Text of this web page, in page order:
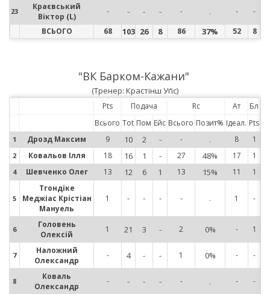
23
Краєвський
Віктор (L)
- - - - - . -
-
ВСЬОГО
68 103 26 8 86 37% 52 8
"ВК Барком-Кажани"
(Тренер: Крастінш Уґіс)
Pts Подача Rc Ат
Бл
Всього Tot Пом Ейс Всього Позит% Ідеал. Pts
1 Дрозд Максим 9 10 2 - - . 8 1
2 Ковальов Ілля 18 16 1 - 27 48% 17 1
4 Шевченко Олег 13 12 6 1 13 15% 11 1
5
Тгондіке
Меджіас Крістіан
Мануель
1 - - - - . 1 -
6
Головень
Олексій
1 21 3 - 2 0% - 1
7
Наложний
Олександр
- 4 - - 1 0% - -
8
Коваль
Олександр
- - - - - . - -